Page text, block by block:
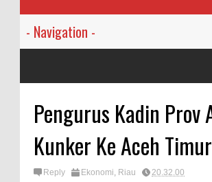
Pengurus Kadin Prov
Kunker Ke Aceh Timur
Reply Ekonomi, Riau 20.32.00